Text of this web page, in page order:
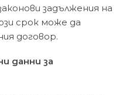
задължения на
срок може да
договор.
данни за